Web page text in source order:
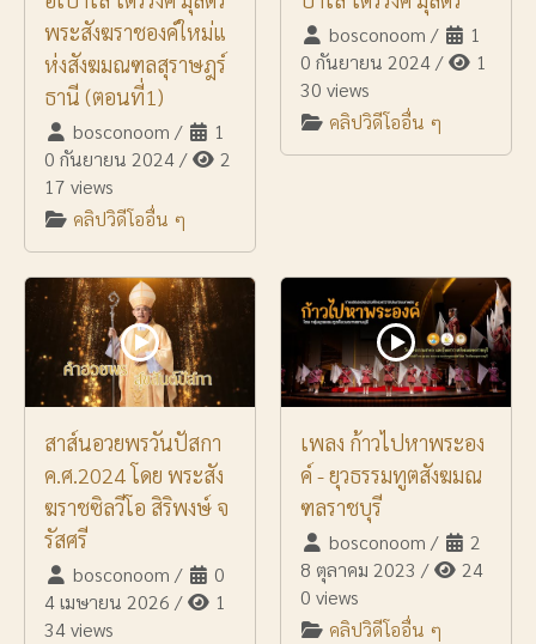
พระสังฆราชองค์ใหม่แ
ห่งสังฆมณฑลสุราษฎร์
ธานี (ตอนที่1)
bosconoom /
1
0 กันยายน 2024/
2
17 views
คลิปวิดีโออื่น ๆ
bosconoom /
1
0 กันยายน 2024/
1
30 views
คลิปวิดีโออื่น ๆ
สาส์นอวยพรวันปัสกา
ค.ศ.2024 โดย พระสัง
ฆราชซิลวีโอ สิริพงษ์ จ
รัสศรี
bosconoom /
0
4 เมษายน 2026 /
1
34 views
เพลง ก้าวไปหาพระอง
ค์ - ยุวธรรมทูตสังฆมณ
ฑลราชบุรี
bosconoom /
2
8 ตุลาคม 2023 /
24
0 views
คลิปวิดีโออื่น ๆ